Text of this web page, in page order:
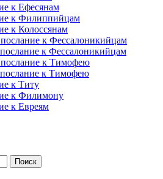
к Ефесянам
к Филиппийцам
к Колоссянам
к Фессалоникийцам
к Фессалоникийцам
к Тимофею
к Тимофею
к Титу
к Филимону
к Евреям